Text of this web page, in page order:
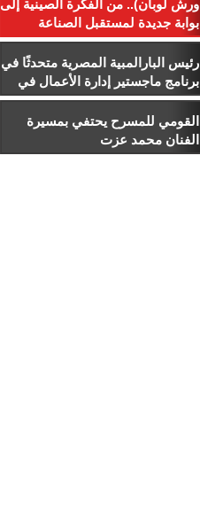
ورش لوبان).. من الفكرة الصينية إلى
بوابة جديدة لمستقبل الصناعة
المصرية
رئيس البارالمبية المصرية متحدثًا في
برنامج ماجستير إدارة الأعمال في
إدارة الرياضة بجامعة إسلسكا
القومي للمسرح يحتفي بمسيرة
الفنان محمد عزت